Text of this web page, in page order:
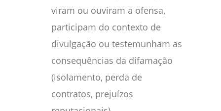
viram ou ouviram a ofensa,
participam do contexto de
divulgação ou testemunham as
consequências da difamação
(isolamento, perda de
contratos, prejuízos